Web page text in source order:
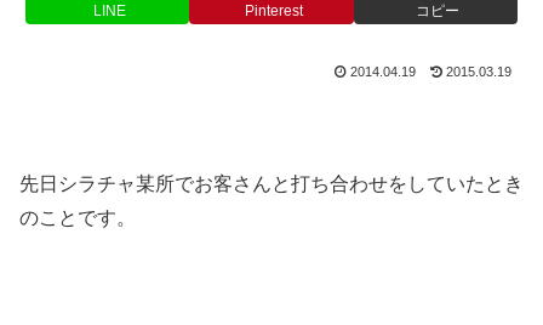
LINE Pinterest コピー
2014.04.19 2015.03.19
先日シラチャ某所でお客さんと打ち合わせをしていたとき
のことです。